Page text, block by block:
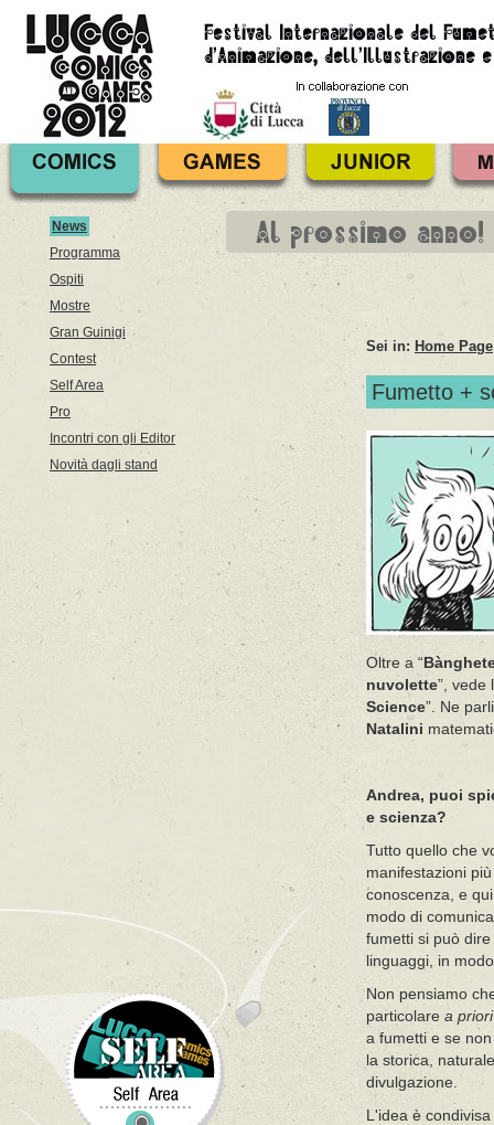
Al prossimo anno!
News
Programma
Ospiti
Mostre
Gran Guinigi
Contest
Self Area
Pro
Incontri con gli Editor
Novità dagli stand
Sei in: Home Page
Fumetto +
Oltre a “
nuvolette”, vede
Science”. Ne
Natalini
Andrea, puoi
e scienza?
Tutto quello che
manifestazioni
conoscenza, e
modo di
fumetti si può
linguaggi, in
Non pensiamo
particolare a priori
a fumetti e se
la storica,
divulgazione.
L'idea è